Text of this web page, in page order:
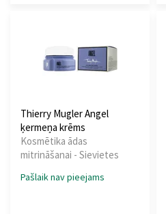
Thierry Mugler Angel
ķermeņa krēms
Kosmētika ādas
mitrināšanai - Sievietes
Pašlaik nav pieejams